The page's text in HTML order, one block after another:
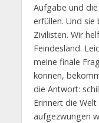
Aufgabe und
erfüllen. Und
Zivilisten. Wir
Feindesland.
meine finale
können,
die Antwort:
Erinnert die
aufgezwungen